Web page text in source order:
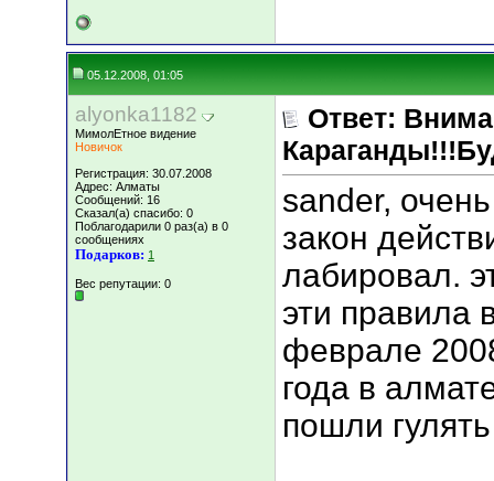
05.12.2008, 01:05
alyonka1182
МимолЕтное видение
Новичок
Регистрация: 30.07.2008
Адрес: Алматы
Сообщений: 16
Сказал(а) спасибо: 0
Поблагодарили 0 раз(а) в 0
сообщениях
Подарков: 1
Вес репутации: 0
Ответ:
sander,
закон
лабировал.
эти правила
феврале
года в
пошли